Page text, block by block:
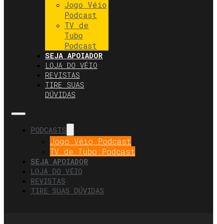
Jogo Véio
Podcast
TV de
Tubo
Podcast
SEJA APOIADOR
LOJA DO VÉIO
REVISTAS
TIRE SUAS
DÚVIDAS
PODCASTS
Jogo Véio Podcast
TV de Tubo Podcast
SEJA APOIADOR
LOJA DO VÉIO
REVISTAS
TIRE SUAS DÚVIDAS